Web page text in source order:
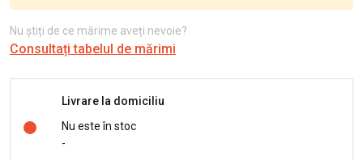
Nu știți de ce mărime aveți nevoie?
Consultați tabelul de mărimi
Livrare la domiciliu
Nu este în stoc
-